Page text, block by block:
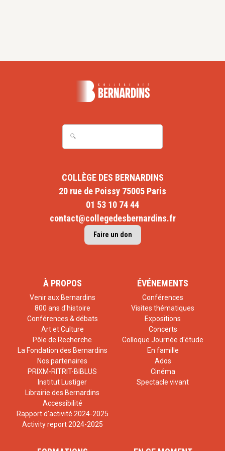
des cours sur l’évolution ; à l’abbaye Notre-Dame de
Sept Fons (03) et à l’abbaye de Nový Dvůr (Tchéquie)
pour des cours sur Thomas d’Aquin.
Doctorat en histoire de la philosophie médiévale,
mention très honorable à l’unanimité avec félicitations du
philosophie). N° : 13217244035 (2013).
Publications scientifiques
Barbara Ferre, Les Belles Lettres, coll. « Sagesses
médiévales ». À paraître en 2018.
Thomas d’Aquin Physicien. Étude du Commentaire
sur la Physique et de ses sources rushdienne et
albertinienne. 769 pages. Manuscrit accepté par
Peeters après avis favorable d’un recenseur
anonyme et de Jean-Michel Counet. ». À paraître.
Articles dans des revues à comité de
lecture
« Le courage de s’ouvrir à l’ampleur de la raison »,
Cahiers de l’IPC, 68 (2007), p. 7-22.
Dont ceux parus dans la liste des publications reconnues
COLLÈGE DES BERNARDINS
20 rue de Poissy 75005 Paris
01 53 10 74 44
contact@collegedesbernardins.fr
Faire un don
À PROPOS
Venir aux Bernardins
800 ans d'histoire
Conférences & débats
Art et Culture
Pôle de Recherche
La Fondation des Bernardins
Nos partenaires
PRIXM-RITRIT-BIBLUS
Institut Lustiger
Librairie des Bernardins
Accessibilité
Rapport d'activité 2024-2025
Activity report 2024-2025
ÉVÉNEMENTS
Conférences
Visites thématiques
Expositions
Concerts
Colloque Journée d'étude
En famille
Ados
Cinéma
Spectacle vivant